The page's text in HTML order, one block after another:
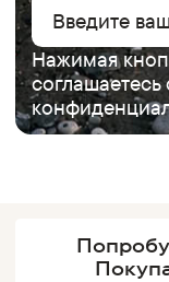
Нажимая